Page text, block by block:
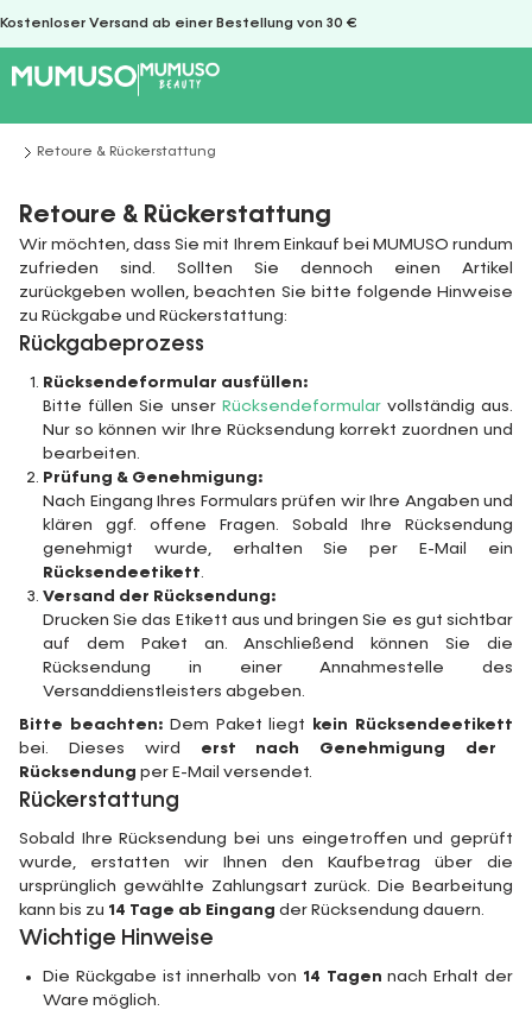
Kostenloser Versand ab einer Bestellung von 30 €
Sie befinden sich hier:
Retoure & Rückerstattung
Retoure & Rückerstattung
Wir möchten, dass Sie mit Ihrem Einkauf bei MUMUSO rundum
zufrieden sind. Sollten Sie dennoch einen Artikel
zurückgeben wollen, beachten Sie bitte folgende Hinweise
zu Rückgabe und Rückerstattung:
Rückgabeprozess
Rücksendeformular ausfüllen:
Bitte füllen Sie unser Rücksendeformularvollständig aus.
Nur so können wir Ihre Rücksendung korrekt zuordnen und
bearbeiten.
Prüfung & Genehmigung:
Nach Eingang Ihres Formulars prüfen wir Ihre Angaben und
klären ggf. offene Fragen. Sobald Ihre Rücksendung
genehmigt wurde, erhalten Sie per E-Mail ein
Rücksendeetikett.
Versand der Rücksendung:
Drucken Sie das Etikett aus und bringen Sie es gut sichtbar
auf dem Paket an. Anschließend können Sie die
Rücksendung in einer Annahmestelle des
Versanddienstleisters abgeben.
Bitte beachten: Dem Paket liegt
kein Rücksendeetikett
bei. Dieses wird
erst nach Genehmigung der
Rücksendung per E-Mail versendet.
Rückerstattung
Sobald Ihre Rücksendung bei uns eingetroffen und geprüft
wurde, erstatten wir Ihnen den Kaufbetrag über die
ursprünglich gewählte Zahlungsart zurück. Die Bearbeitung
kann bis zu 14 Tage ab Eingang der Rücksendung dauern.
Wichtige Hinweise
Die Rückgabe ist innerhalb von 14 Tagen nach Erhalt der
Ware möglich.